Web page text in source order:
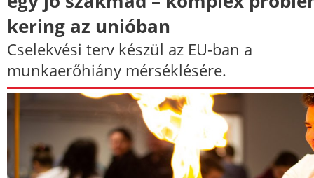
kering az unióban
Cselekvési terv készül az EU-ban a
munkaerőhiány mérséklésére.